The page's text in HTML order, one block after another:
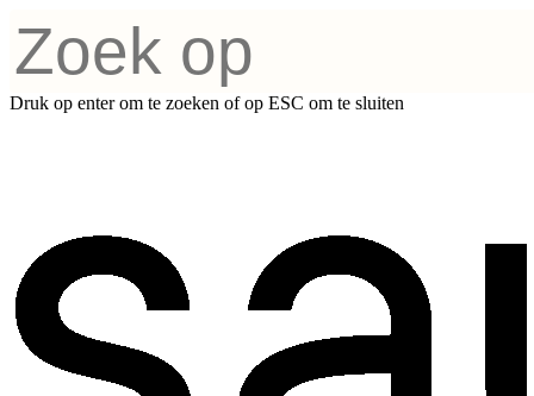
Druk op enter om te zoeken of op ESC om te sluiten